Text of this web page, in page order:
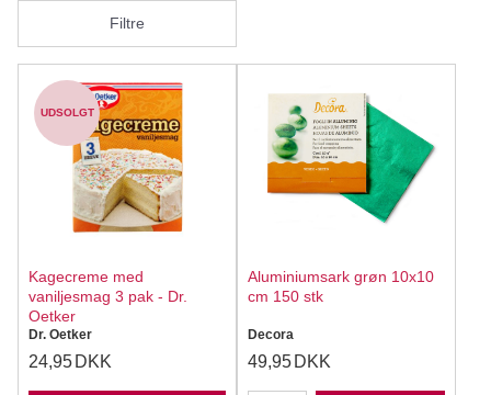
Filtre
UDSOLGT
Kagecreme med
vaniljesmag 3 pak - Dr.
Oetker
Dr. Oetker
24,95 DKK
Aluminiumsark grøn 10x10
cm 150 stk
Decora
49,95 DKK